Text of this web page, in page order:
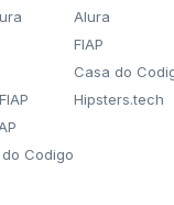
Codigo
Alura
FIAP
Casa do
Hipsters.tech